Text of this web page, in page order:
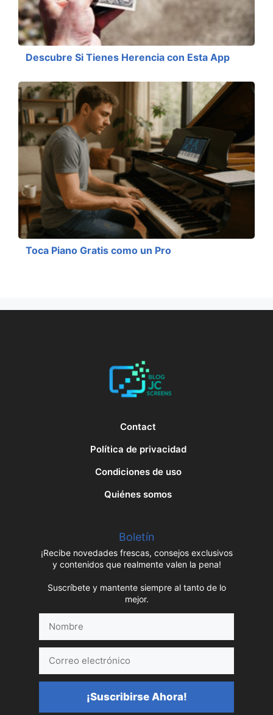
Descubre Si Tienes Herencia con Esta App
Toca Piano Gratis como un Pro
Contact
Política de privacidad
Condiciones de uso
Quiénes somos
Boletín
¡Recibe novedades frescas, consejos exclusivos
y contenidos que realmente valen la pena!
Suscríbete y mantente siempre al tanto de lo
mejor.
electrónico
¡Suscribirse Ahora!